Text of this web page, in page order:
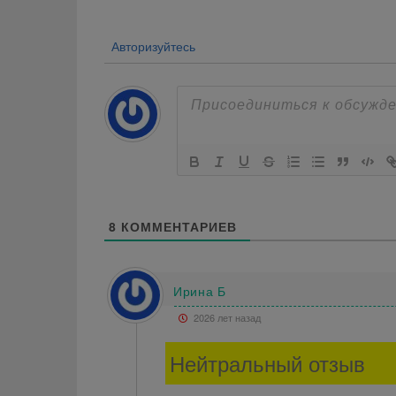
Авторизуйтесь
8 КОММЕНТАРИЕВ
Ирина Б
2026 лет назад
Нейтральный отзыв